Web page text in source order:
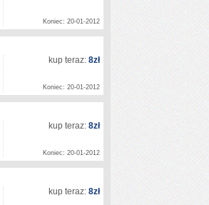
Koniec: 20-01-2012
kup teraz: 8zł
Koniec: 20-01-2012
kup teraz: 8zł
Koniec: 20-01-2012
kup teraz: 8zł